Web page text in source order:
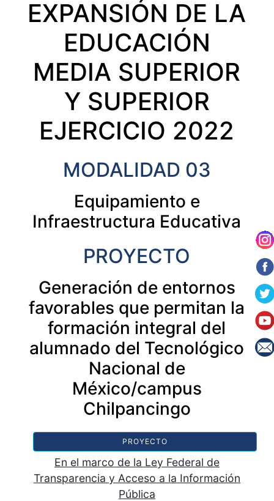
EXPANSIÓN DE LA
EDUCACIÓN
MEDIA SUPERIOR
Y SUPERIOR
EJERCICIO 2022
MODALIDAD 03
Equipamiento e
Infraestructura Educativa
PROYECTO
Generación de entornos
favorables que permitan la
formación integral del
alumnado del Tecnológico
Nacional de
México/campus
Chilpancingo
PROYECTO
En el marco de la Ley Federal de
Transparencia y Acceso a la Información
Pública